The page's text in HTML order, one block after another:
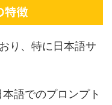
特徴
り、特に日本語サ
語でのプロンプト